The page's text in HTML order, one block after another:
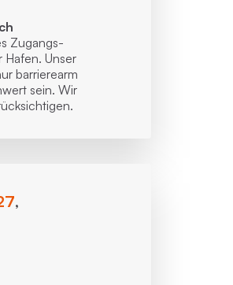
Zugangs­
Unser
barrierearm
sein. Wir
,